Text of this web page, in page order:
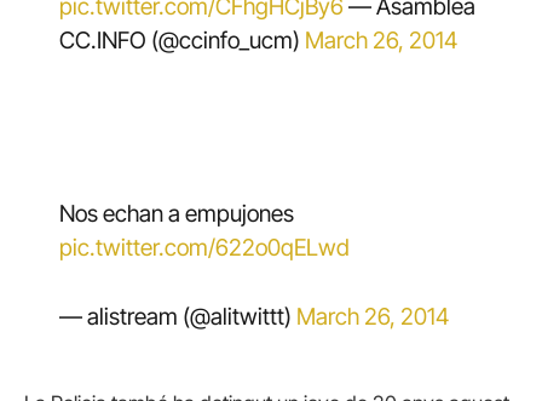
pic.twitter.com/CFhgHCjBy6 — Asamblea
CC.INFO (@ccinfo_ucm) March 26, 2014
Nos echan a empujones
pic.twitter.com/622o0qELwd
— alistream (@alitwittt) March 26, 2014